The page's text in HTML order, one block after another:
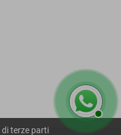
terze parti